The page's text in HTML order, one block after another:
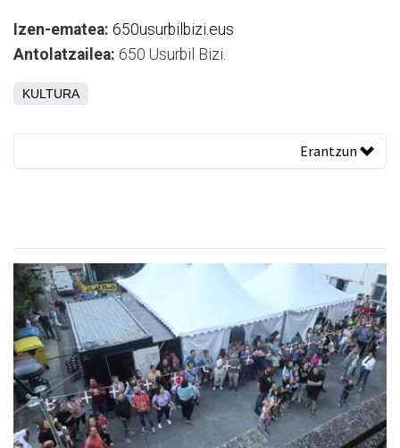
Izen-ematea: 650usurbilbizi.eus
Antolatzailea: 650 Usurbil Bizi.
KULTURA
Erantzun